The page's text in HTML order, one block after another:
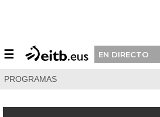
☰ EN DIRECTO
PROGRAMAS